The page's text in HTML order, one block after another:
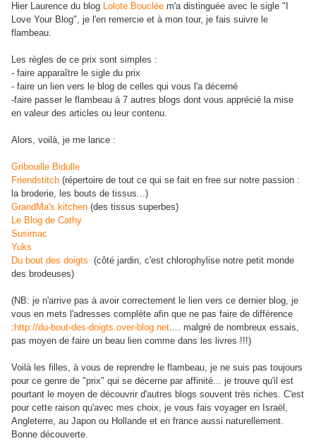
Hier Laurence du blog Lolote Bouclée m'a distinguée avec le sigle "I
Love Your Blog", je l'en remercie et à mon tour, je fais suivre le
flambeau.
Les règles de ce prix sont simples :
- faire apparaître le sigle du prix
- faire un lien vers le blog de celles qui vous l'a décerné
-faire passer le flambeau à 7 autres blogs dont vous apprécié la mise
en valeur des articles ou leur contenu.
Alors, voilà, je me lance :
Gribouille Bidulle
Friendstitch (répertoire de tout ce qui se fait en free sur notre passion :
la broderie, les bouts de tissus...)
GrandMa's kitchen (des tissus superbes)
Le Blog de Cathy
Susimac
Yuks
Du bout des doigts (côté jardin, c'est chlorophylise notre petit monde
des brodeuses)
(NB: je n'arrive pas à avoir correctement le lien vers ce dernier blog, je
vous en mets l'adresses complète afin que ne pas faire de différence
: http://du-bout-des-doigts.over-blog.net.... malgré de nombreux essais,
pas moyen de faire un beau lien comme dans les livres !!!)
Voilà les filles, à vous de reprendre le flambeau, je ne suis pas toujours
pour ce genre de "prix" qui se décerne par affinité... je trouve qu'il est
pourtant le moyen de découvrir d'autres blogs souvent très riches. C'est
pour cette raison qu'avec mes choix, je vous fais voyager en Israël,
Angleterre, au Japon ou Hollande et en france aussi naturellement.
Bonne découverte.